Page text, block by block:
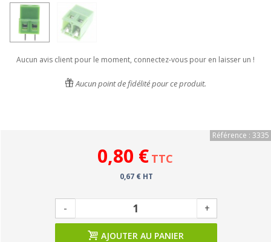
Aucun avis client pour le moment, connectez-vous pour en laisser un !
Aucun point de fidélité pour ce produit.
Référence : 3335
0,80 € TTC
0,67 € HT
- +
AJOUTER AU PANIER